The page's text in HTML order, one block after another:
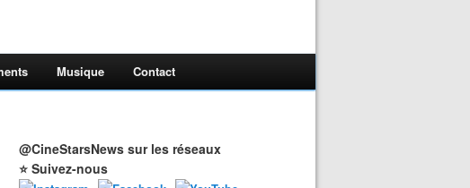
Musique Contact
@CineStarsNews sur les réseaux
⭐ Suivez-nous